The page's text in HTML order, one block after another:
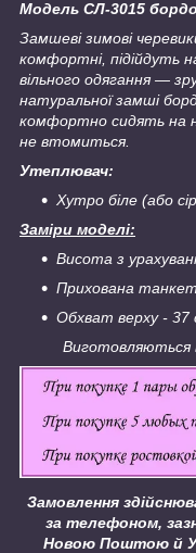
Модель СЛ-3015
Замшеві зимові
комфортні, підійдуть
вільного одягання —
натуральної замші
комфортно сидять на
не втомиться.
Утеплювач:
Хутро біле (або
Заміри моделі:
Висота з
Прихована
Обхват верху - 37
Виготовляються
Замовлення
за телефоном,
Новою Поштою й